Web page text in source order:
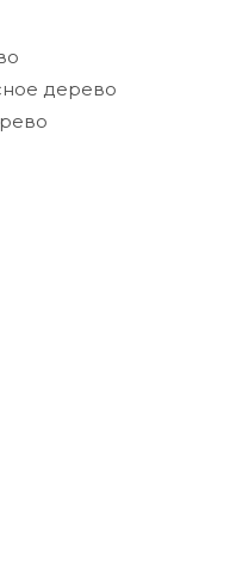
дерево